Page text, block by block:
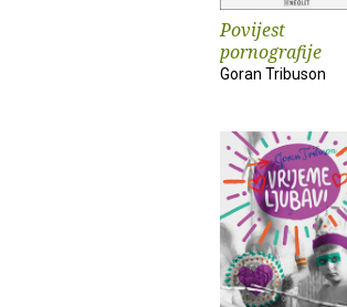
Povijest
pornografije
Goran Tribuson